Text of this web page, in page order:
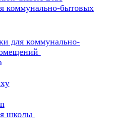
коммунально-бытовых
для коммунально-
школы